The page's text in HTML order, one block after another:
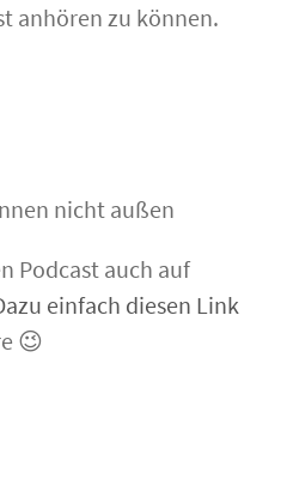
anhören zu können.
nicht außen
Podcast auch auf
einfach diesen Link
😉